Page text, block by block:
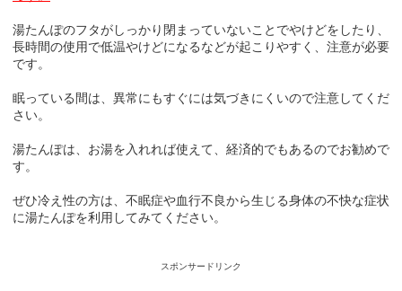
湯たんぽのフタがしっかり閉まっていないことでやけどをしたり、
長時間の使用で低温やけどになるなどが起こりやすく、注意が必要
です。
眠っている間は、異常にもすぐには気づきにくいので注意してくだ
さい。
湯たんぽは、お湯を入れれば使えて、経済的でもあるのでお勧めで
す。
ぜひ冷え性の方は、不眠症や血行不良から生じる身体の不快な症状
に湯たんぽを利用してみてください。
スポンサードリンク